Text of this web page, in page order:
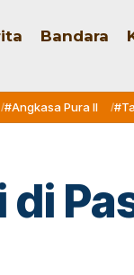
Bandara
#Angkasa Pura II